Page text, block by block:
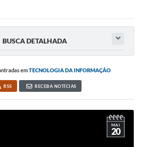
BUSCA DETALHADA
emTECNOLOGIA DA INFORMAÇÃO
RSS RECEBA NOTÍCIAS
MAI
20